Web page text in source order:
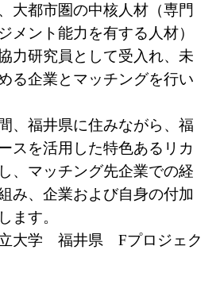
大都市圏の中核人材（専門
メント能力を有する人材）
力研究員として受入れ、未
る企業とマッチングを行い
、福井県に住みながら、福
スを活用した特色あるリカ
、マッチング先企業での経
み、企業および自身の付加
ます。
大学 福井県 Fプロジェク